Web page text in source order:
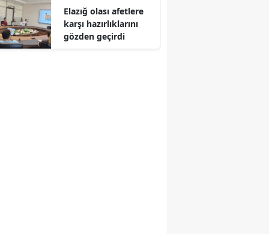
Elazığ
Erzincan
Elazığ olası afetlere
karşı hazırlıklarını
gözden geçirdi